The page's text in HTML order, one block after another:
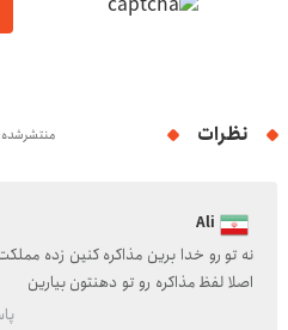
نظرات منتشرشده: 28
Ali
نه تو رو خدا برین مذاکره کنین زده
اصلا لفظ مذاکره رو تو دهنتون بیارین